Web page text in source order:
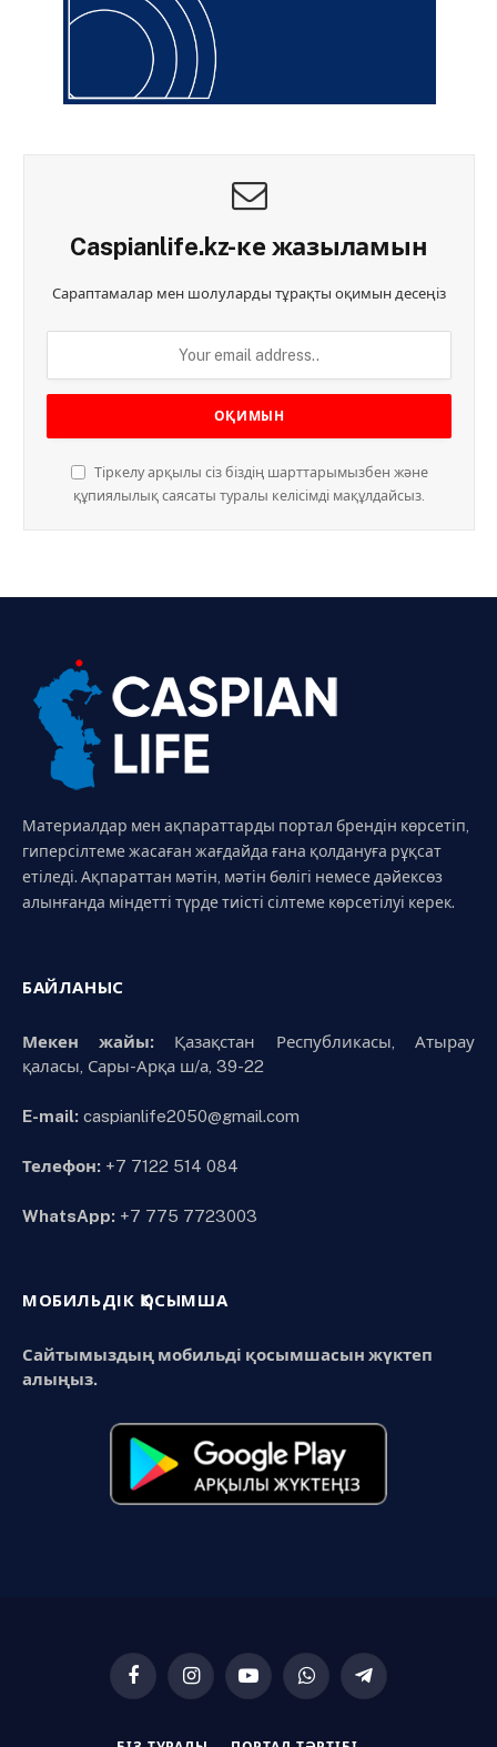
Caspianlife.kz-ке жазыламын
Сараптамалар мен шолуларды тұрақты оқимын десеңіз
Тіркелу арқылы сіз біздің шарттарымызбен және
құпиялылық саясаты туралы келісімді мақұлдайсыз.
Материалдар мен ақпараттарды портал брендін көрсетіп,
гиперсілтеме жасаған жағдайда ғана қолдануға рұқсат
етіледі. Ақпараттан мәтін, мәтін бөлігі немесе дәйексөз
алынғанда міндетті түрде тиісті сілтеме көрсетілуі керек.
БАЙЛАНЫС
Мекен жайы:Қазақстан Республикасы, Атырау
қаласы, Сары-Арқа ш/а, 39-22
E-mail: caspianlife2050@gmail.com
Телефон: +7 7122 514 084
WhatsApp: +7 775 7723003
МОБИЛЬДІК ҚОСЫМША
Сайтымыздың мобильді қосымшасын жүктеп
алыңыз.
FacebookInstagramYouTubeWhatsAppTelegram